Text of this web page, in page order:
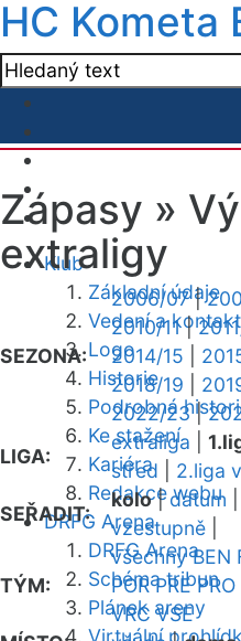
HC Kometa
Klub
Základní údaje
Vedení a
Logo
Historie
Podrobná
Ke stažení
Kariéra
Redakce webu
DRFG Arena
DRFG Arena
Schéma tribun
Plánek areny
Virtuální
Zápasy »
extraligy
SEZONA:
2006/07|
2010/11|
2014/15
2018/19
2022/23|
LIGA:
extraliga
střed
2.liga
SEŘADIT:
kolo|datum
vzestupně
TÝM:
všechny BEN
POR PRE PRO
VRC VSE